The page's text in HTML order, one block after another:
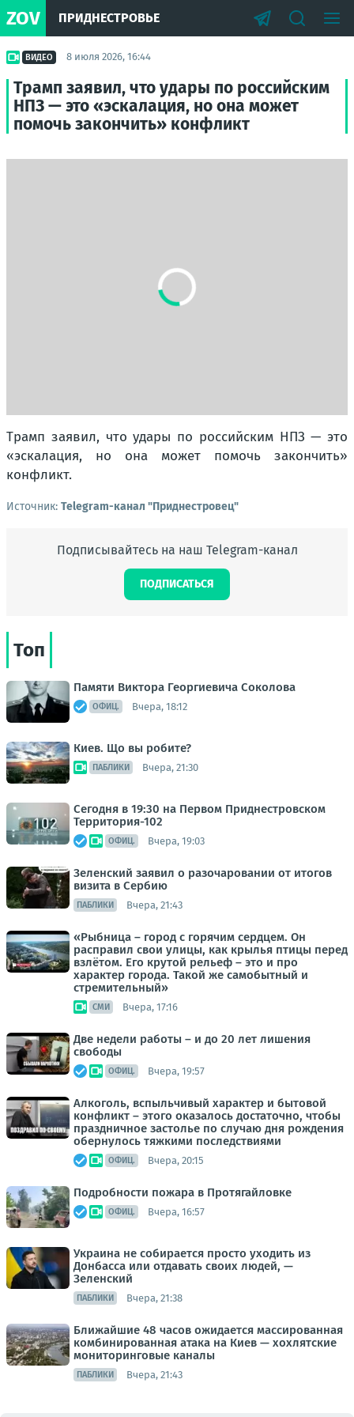
ZOV ПРИДНЕСТРОВЬЕ
ВИДЕО 8 июля 2026, 16:44
Трамп заявил, что удары по российским
НПЗ — это «эскалация, но она может
помочь закончить» конфликт
Трамп заявил, что удары по российским НПЗ — это
«эскалация, но она может помочь закончить»
конфликт.
Источник: Telegram-канал "Приднестровец"
Подписывайтесь на наш Telegram-канал
ПОДПИСАТЬСЯ
Топ
Памяти Виктора Георгиевича Соколова
ОФИЦ. Вчера, 18:12
Киев. Що вы робите?
ПАБЛИКИ Вчера, 21:30
Сегодня в 19:30 на Первом Приднестровском
Территория-102
ОФИЦ. Вчера, 19:03
Зеленский заявил о разочаровании от итогов
визита в Сербию
ПАБЛИКИ Вчера, 21:43
«Рыбница – город с горячим сердцем. Он
расправил свои улицы, как крылья птицы перед
взлётом. Его крутой рельеф – это и про
характер города. Такой же самобытный и
стремительный»
СМИ Вчера, 17:16
Две недели работы – и до 20 лет лишения
свободы
ОФИЦ. Вчера, 19:57
Алкоголь, вспыльчивый характер и бытовой
конфликт – этого оказалось достаточно, чтобы
праздничное застолье по случаю дня рождения
обернулось тяжкими последствиями
ОФИЦ. Вчера, 20:15
Подробности пожара в Протягайловке
ОФИЦ. Вчера, 16:57
Украина не собирается просто уходить из
Донбасса или отдавать своих людей, —
Зеленский
ПАБЛИКИ Вчера, 21:38
Ближайшие 48 часов ожидается массированная
комбинированная атака на Киев — хохлятские
мониторинговые каналы
ПАБЛИКИ Вчера, 21:43